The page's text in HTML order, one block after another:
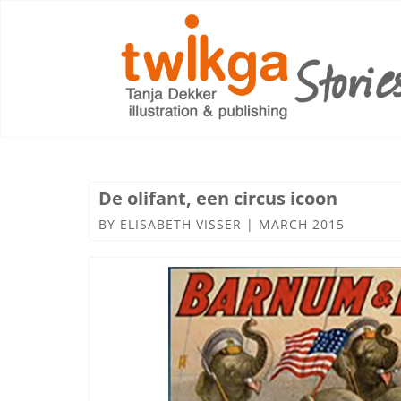
De olifant, een circus icoon
BY ELISABETH VISSER | MARCH 2015